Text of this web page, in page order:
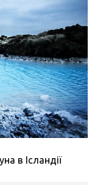
в Ісландії